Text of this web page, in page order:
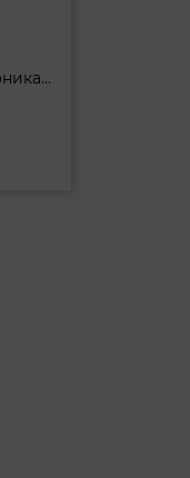
FL027 Смазка проникающая (аэрозоль) 335 мл